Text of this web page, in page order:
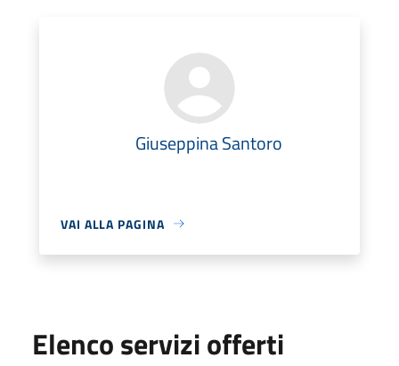
Giuseppina Santoro
VAI ALLA PAGINA
Elenco servizi offerti